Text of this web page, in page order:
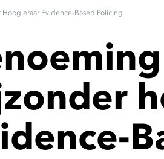
Evidence-Based Policing